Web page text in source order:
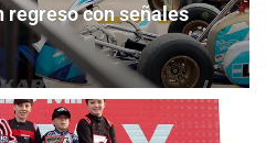
regreso con señales